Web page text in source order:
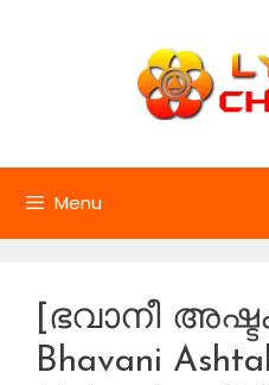
Menu
[ഭവാനീ
Bhavani